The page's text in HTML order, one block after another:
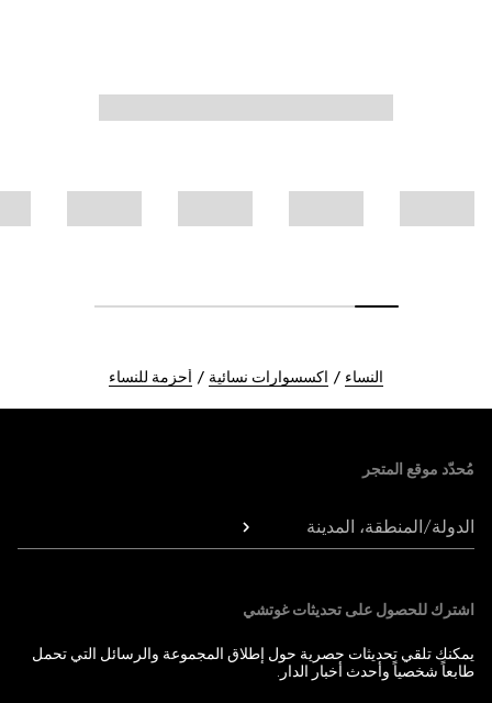
النساء اكسسوارات نسائية أحزمة للنساء
مُحدّد موقع المتجر
الدولة/المنطقة، المدينة
اشترك للحصول على تحديثات غوتشي
يمكنك تلقي تحديثات حصرية حول إطلاق المجموعة والرسائل التي تحمل
طابعاً شخصياً وأحدث أخبار الدار.